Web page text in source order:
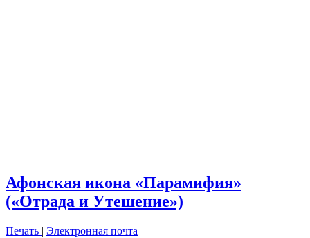
Афонская икона «Парамифия»
(«Отрада и Утешение»)
Печать | Электронная почта